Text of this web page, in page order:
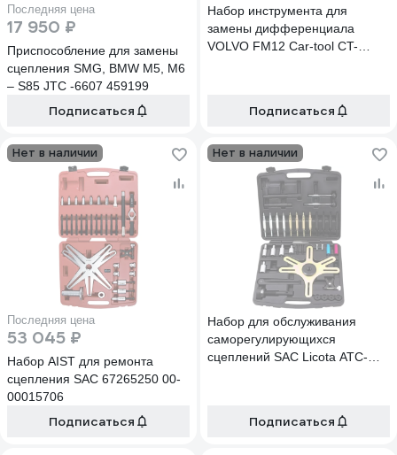
Последняя цена
17 950 ₽
Приспособление для замены
сцепления SMG, BMW M5, M6
– S85 JTC -6607 459199
Подписаться
Набор инструмента для
замены дифференциала
VOLVO FM12 Car-tool CT-
Подписаться
Нет в наличии
Последняя цена
53 045 ₽
Набор AIST для ремонта
сцепления SAC 67265250 00-
00015706
Подписаться
Нет в наличии
Набор для обслуживания
саморегулирующихся
сцеплений SAC Licota ATC-
Подписаться